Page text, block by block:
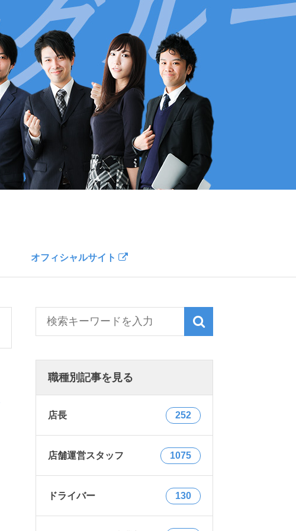
オフィシャルサイト
職種別記事を見る
店長 252
店舗運営スタッフ 1075
ドライバー 130